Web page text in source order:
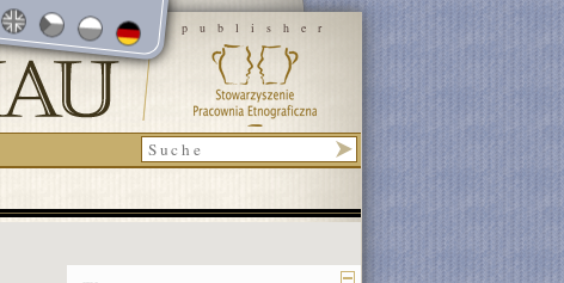
publisher